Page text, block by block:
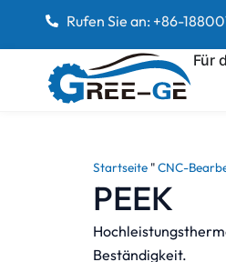
Rufen Sie an: +86-
Für
Startseite "CNC-
PEEK
Beständigkeit.